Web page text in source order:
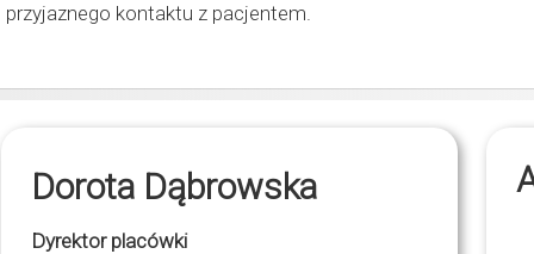
Dorota Dąbrowska
Dyrektor placówki
przyjaznego kontaktu z pacjentem.